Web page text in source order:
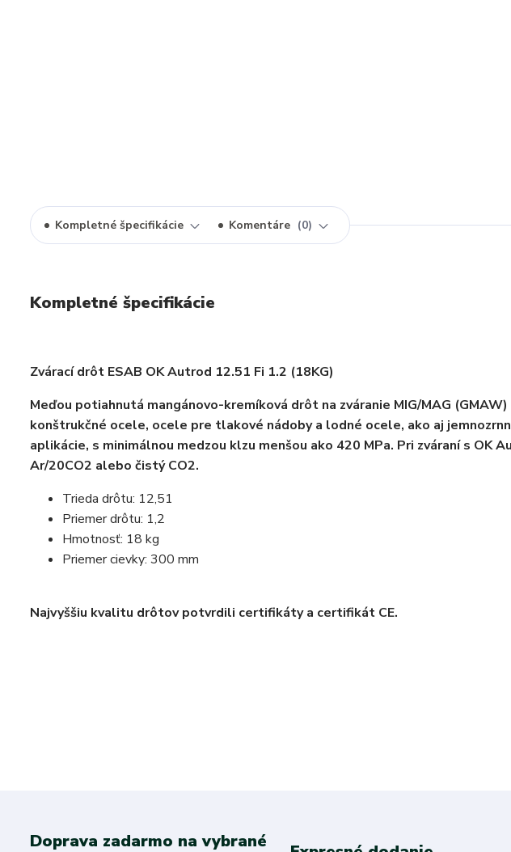
Kompletné špecifikácie Komentáre 0
Kompletné špecifikácie
Zvárací drôt ESAB OK Autrod 12.51 Fi 1.2 (18KG)
Meďou potiahnutá mangánovo-kremíková drôt na zváranie MIG/MAG
konštrukčné ocele, ocele pre tlakové nádoby a lodné ocele, ako aj
aplikácie, s minimálnou medzou klzu menšou ako 420 MPa. Pri zváraní s OK
Ar/20CO2 alebo čistý CO2.
Trieda drôtu: 12,51
Priemer drôtu: 1,2
Hmotnosť: 18 kg
Priemer cievky: 300 mm
Najvyššiu kvalitu drôtov potvrdili certifikáty a certifikát CE.
Doprava zadarmo na vybrané